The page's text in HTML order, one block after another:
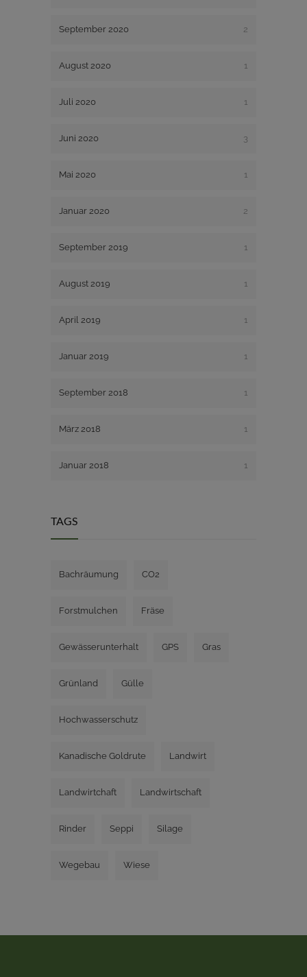
September 2020 2
August 2020 1
Juli 2020 1
Juni 2020 3
Mai 2020 1
Januar 2020 2
September 2019 1
August 2019 1
April 2019 1
Januar 2019 1
September 2018 1
März 2018 1
Januar 2018 1
TAGS
Bachräumung CO2
Forstmulchen Fräse
Gewässerunterhalt GPS Gras
Grünland Gülle
Hochwasserschutz
Kanadische Goldrute Landwirt
Landwirtchaft Landwirtschaft
Rinder Seppi Silage
Wegebau Wiese